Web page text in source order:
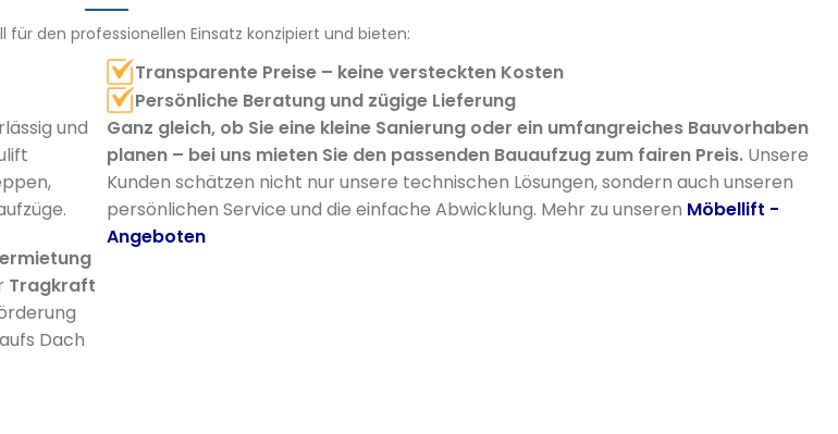
für den professionellen Einsatz konzipiert und bieten:
Transparente Preise – keine versteckten Kosten
Persönliche Beratung und zügige Lieferung
und
Tragkraft
Dach
Ganz gleich, ob Sie eine kleine Sanierung oder ein umfangreiches Bauvorhaben
planen – bei uns mieten Sie den passenden Bauaufzug zum fairen Preis. Unsere
Kunden schätzen nicht nur unsere technischen Lösungen, sondern auch unseren
persönlichen Service und die einfache Abwicklung. Mehr zu unseren Möbellift -
Angeboten